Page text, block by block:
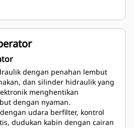
yang lebih baik, dengan
yang dikurangi; platform
akses keluar darurat;
elektrik Cat yang ergonomik dan
dan diturunkan dari
tanah.
lebar dengan permukaan
penguncian/penandaan
dan area servis yang dapat
atau permukaan tanah.
dengan penahan lembut
dan silinder hidraulik yang
menghentikan
dengan nyaman.
udara berfilter, kontrol
dudukan kabin dengan cairan